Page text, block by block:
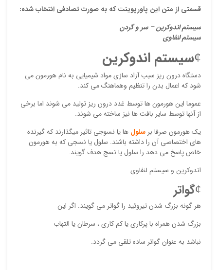
قسمتی از متن این پاورپوینت که به صورت تصادفی انتخاب شده:
سیستم اندوکرین – سر و گردن
سیستم لنفاوی
¢سیستم اندوکرین
دستگاه درون ریز سبب آزاد سازی مواد شیمیایی به نام هورمون می
شود که اعمال بدن را تنظیم وهماهنگ می کند.
عموما این هورمون ها توسط غدد درون ریز تولید می شوند اما برخی
از آنها توسط سایر بافت ها نیز ساخته می شوند.
یک هورمون صرفا بر سلول ها یا نسوجی تاثیر میگذارند که گیرنده
های اختصاصی آن را داشته باشند. سلول یا نسجی که به هورمون
خاص پاسخ می دهد را سلول یا نسج هدف گویند.
اندوکرین و سیستم لنفاوی
¢گواتر
هر گونه بزرگ شدن تیروئید را گواتر می گویند. اگر این
بزرگ شدن همراه با پرکاری یا کم کاری ، سرطان یا التهاب
نباشد به عنوان گواتر ساده تلقی می گردد.